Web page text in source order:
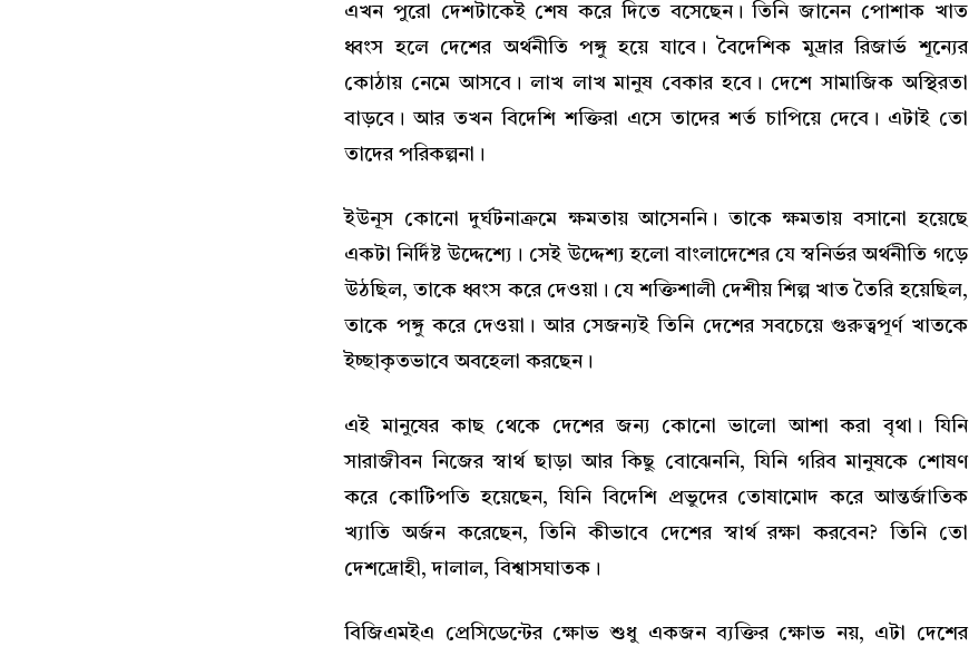
এখন পুরো দেশটাকেই শেষ করে দিতে বসেছেন। তিনি জানেন পোশাক খাত
ধ্বংস হলে দেশের অর্থনীতি পঙ্গু হয়ে যাবে। বৈদেশিক মুদ্রার রিজার্ভ শূন্যের
কোঠায় নেমে আসবে। লাখ লাখ মানুষ বেকার হবে। দেশে সামাজিক অস্থিরতা
বাড়বে। আর তখন বিদেশি শক্তিরা এসে তাদের শর্ত চাপিয়ে দেবে। এটাই তো
তাদের পরিকল্পনা।
ইউনূস কোনো দুর্ঘটনাক্রমে ক্ষমতায় আসেননি। তাকে ক্ষমতায় বসানো হয়েছে
একটা নির্দিষ্ট উদ্দেশ্যে। সেই উদ্দেশ্য হলো বাংলাদেশের যে স্বনির্ভর অর্থনীতি গড়ে
উঠছিল, তাকে ধ্বংস করে দেওয়া। যে শক্তিশালী দেশীয় শিল্প খাত তৈরি হয়েছিল,
তাকে পঙ্গু করে দেওয়া। আর সেজন্যই তিনি দেশের সবচেয়ে গুরুত্বপূর্ণ খাতকে
ইচ্ছাকৃতভাবে অবহেলা করছেন।
এই মানুষের কাছ থেকে দেশের জন্য কোনো ভালো আশা করা বৃথা। যিনি
সারাজীবন নিজের স্বার্থ ছাড়া আর কিছু বোঝেননি, যিনি গরিব মানুষকে শোষণ
করে কোটিপতি হয়েছেন, যিনি বিদেশি প্রভুদের তোষামোদ করে আন্তর্জাতিক
খ্যাতি অর্জন করেছেন, তিনি কীভাবে দেশের স্বার্থ রক্ষা করবেন? তিনি তো
দেশদ্রোহী, দালাল, বিশ্বাসঘাতক।
বিজিএমইএ প্রেসিডেন্টের ক্ষোভ শুধু একজন ব্যক্তির ক্ষোভ নয়, এটা দেশের